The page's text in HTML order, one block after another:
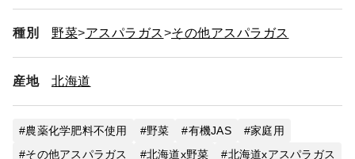
種別 野菜 アスパラガス その他アスパラガス
産地 北海道
農薬化学肥料不使用 野菜 有機JAS
家庭用
その他アスパラガス
北海道x野菜
北海道xアスパラガス